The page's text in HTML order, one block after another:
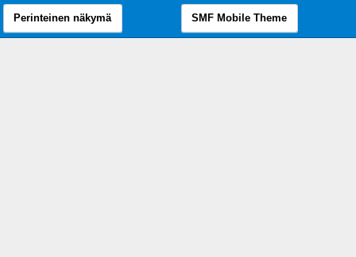
Perinteinen näkymä SMF Mobile Theme